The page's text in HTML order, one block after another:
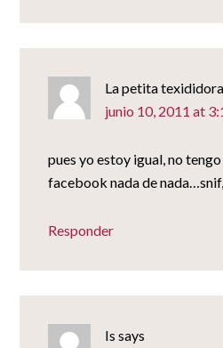
La petita texididora
junio 10, 2011 at
pues yo estoy igual, no
facebook nada de
Responder
Is says